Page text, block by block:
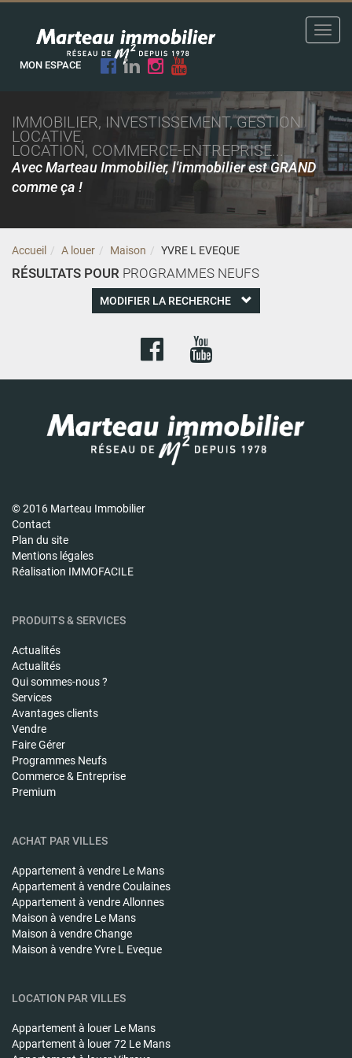
MON ESPACE
IMMOBILIER, INVESTISSEMENT, GESTION
LOCATIVE,
LOCATION, COMMERCE-ENTREPRISE...
Avec Marteau Immobilier, l'immobilier est GRAND
comme ça !
Accueil A louer Maison YVRE L EVEQUE
RÉSULTATS POUR PROGRAMMES NEUFS
MODIFIER LA RECHERCHE
© 2016 Marteau Immobilier
Contact
Plan du site
Mentions légales
Réalisation IMMOFACILE
PRODUITS & SERVICES
Actualités
Actualités
Qui sommes-nous ?
Services
Avantages clients
Vendre
Faire Gérer
Programmes Neufs
Commerce & Entreprise
Premium
ACHAT PAR VILLES
Appartement à vendre Le Mans
Appartement à vendreCoulaines
Appartement à vendreAllonnes
Maison à vendre Le Mans
Maison à vendreChange
Maison à vendreYvre L Eveque
LOCATION PAR VILLES
Appartement à louer Le Mans
Appartement à louer72 Le Mans